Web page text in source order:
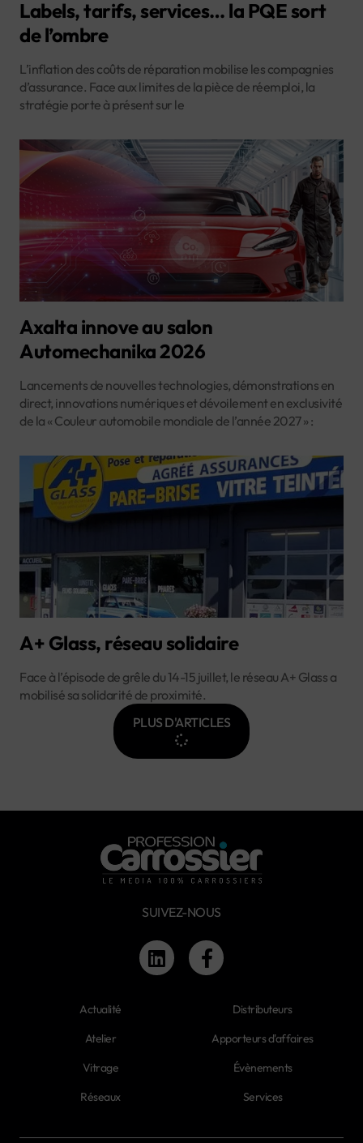
Labels, tarifs, services… la PQE sort
de l’ombre
L’inflation des coûts de réparation mobilise les compagnies
d’assurance. Face aux limites de la pièce de réemploi, la
stratégie porte à présent sur le
Axalta innove au salon
Automechanika 2026
Lancements de nouvelles technologies, démonstrations en
direct, innovations numériques et dévoilement en exclusivité
de la « Couleur automobile mondiale de l’année 2027 » :
A+ Glass, réseau solidaire
Face à l’épisode de grêle du 14-15 juillet, le réseau A+ Glass a
mobilisé sa solidarité de proximité.
PLUS D'ARTICLES
SUIVEZ-NOUS
Actualité
Atelier
Vitrage
Réseaux
Distributeurs
Apporteurs d'affaires
Évènements
Services